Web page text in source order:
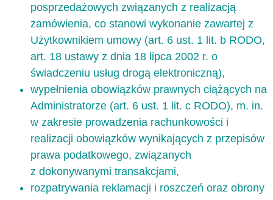
posprzedażowych związanych z realizacją
zamówienia, co stanowi wykonanie zawartej z
Użytkownikiem umowy (art. 6 ust. 1 lit. b RODO,
art. 18 ustawy z dnia 18 lipca 2002 r. o
świadczeniu usług drogą elektroniczną),
wypełnienia obowiązków prawnych ciążących na
Administratorze (art. 6 ust. 1 lit. c RODO), m. in.
w zakresie prowadzenia rachunkowości i
realizacji obowiązków wynikających z przepisów
prawa podatkowego, związanych
z dokonywanymi transakcjami,
rozpatrywania reklamacji i roszczeń oraz obrony